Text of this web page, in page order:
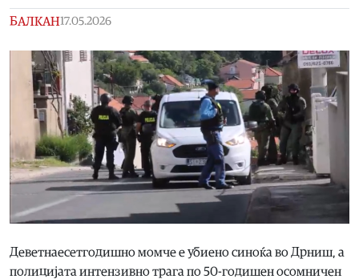
БАЛКАН17.05.2026
Деветнаесетгодишно момче е убиено синоќа во Дрниш, а
полицијата интензивно трага по 50-годишен осомничен